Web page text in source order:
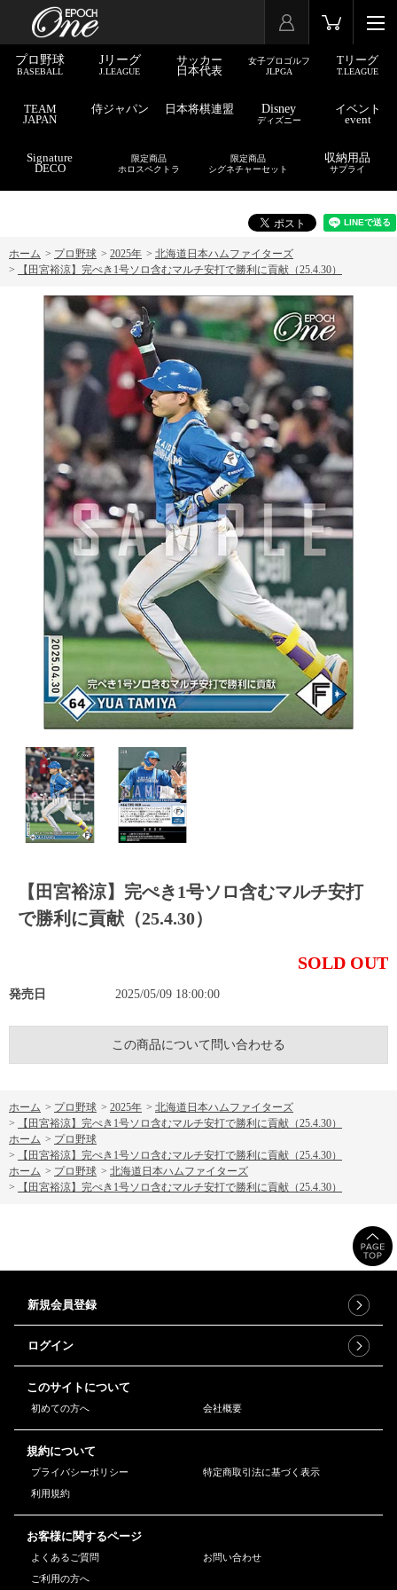
プロ野球
BASEBALL
Jリーグ
J.LEAGUE
サッカー
日本代表
女子プロゴルフ
JLPGA
Tリーグ
T.LEAGUE
TEAM
JAPAN
侍ジャパン 日本将棋連盟 Disney
ディズニー
イベント
event
Signature
DECO
限定商品
ホロスペクトラ
限定商品
シグネチャーセット
収納用品
サプライ
ホーム > プロ野球 > 2025年 > 北海道日本ハムファイターズ
>
【田宮裕涼】完ぺき1号ソロ含むマルチ安打で勝利に貢献（25.4.30）
【田宮裕涼】完ぺき1号ソロ含むマルチ安打
で勝利に貢献（25.4.30）
SOLD OUT
発売日 2025/05/09 18:00:00
この商品について問い合わせる
ホーム > プロ野球 > 2025年 > 北海道日本ハムファイターズ
>
【田宮裕涼】完ぺき1号ソロ含むマルチ安打で勝利に貢献（25.4.30）
ホーム > プロ野球
>
【田宮裕涼】完ぺき1号ソロ含むマルチ安打で勝利に貢献（25.4.30）
ホーム > プロ野球 > 北海道日本ハムファイターズ
>
【田宮裕涼】完ぺき1号ソロ含むマルチ安打で勝利に貢献（25.4.30）
新規会員登録
ログイン
このサイトについて
初めての方へ 会社概要
規約について
プライバシーポリシー
特定商取引法に基づく表示
利用規約
お客様に関するページ
よくあるご質問
お問い合わせ
ご利用の方へ